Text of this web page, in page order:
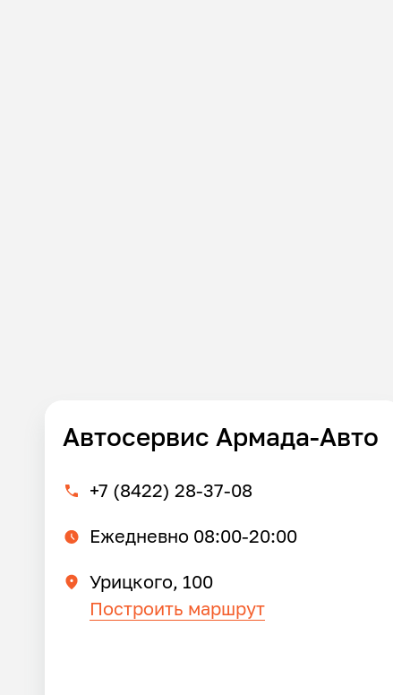
Автосервис Армада-Авто
+7 (8422) 28-37-08
Ежедневно 08:00-20:00
Урицкого, 100
Построить маршрут